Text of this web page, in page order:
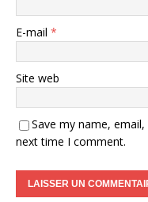
E-mail *
Site web
Save my name,
next time I comment.